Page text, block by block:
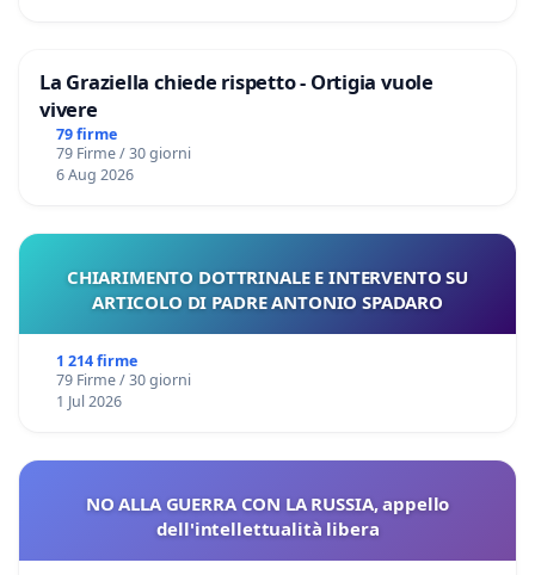
La Graziella chiede rispetto - Ortigia vuole
vivere
79 firme
79 Firme / 30 giorni
6 Aug 2026
CHIARIMENTO DOTTRINALE E INTERVENTO SU
ARTICOLO DI PADRE ANTONIO SPADARO
1 214 firme
79 Firme / 30 giorni
1 Jul 2026
NO ALLA GUERRA CON LA RUSSIA, appello
dell'intellettualità libera